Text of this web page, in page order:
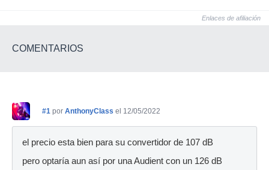
Enlaces de afiliación
COMENTARIOS
#1 por AnthonyClass el 12/05/2022
el precio esta bien para su convertidor de 107 dB
pero optaría aun así por una Audient con un 126 dB